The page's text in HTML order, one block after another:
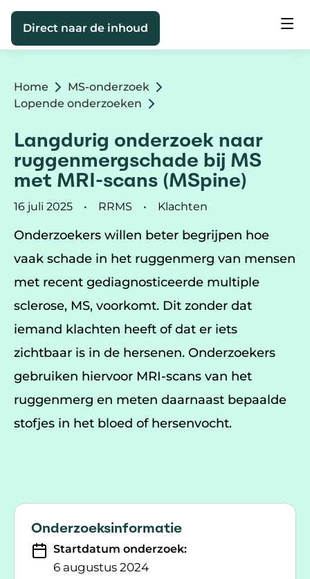
Direct naar de inhoud
Home
MS-onderzoek
Lopende onderzoeken
Langdurig onderzoek naar
ruggenmergschade bij MS
met MRI-scans (MSpine)
16 juli 2025 RRMS Klachten
Onderzoekers willen beter begrijpen hoe
vaak schade in het ruggenmerg van mensen
met recent gediagnosticeerde multiple
sclerose, MS, voorkomt. Dit zonder dat
iemand klachten heeft of dat er iets
zichtbaar is in de hersenen. Onderzoekers
gebruiken hiervoor MRI-scans van het
ruggenmerg en meten daarnaast bepaalde
stofjes in het bloed of hersenvocht.
Onderzoeksinformatie
Startdatum onderzoek:
6 augustus 2024